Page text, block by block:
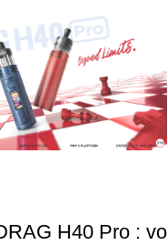
H40 Pro :